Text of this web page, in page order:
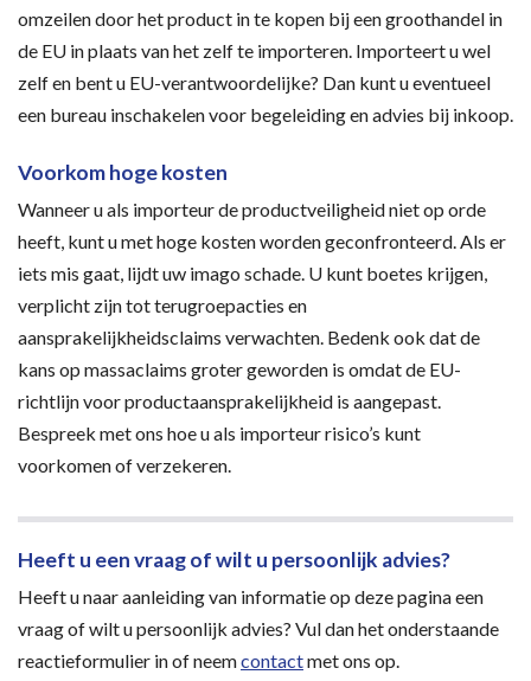
omzeilen door het product in te kopen bij een groothandel in
de EU in plaats van het zelf te importeren. Importeert u wel
zelf en bent u EU-verantwoordelijke? Dan kunt u eventueel
een bureau inschakelen voor begeleiding en advies bij inkoop.
Voorkom hoge kosten
Wanneer u als importeur de productveiligheid niet op orde
heeft, kunt u met hoge kosten worden geconfronteerd. Als er
iets mis gaat, lijdt uw imago schade. U kunt boetes krijgen,
verplicht zijn tot terugroepacties en
aansprakelijkheidsclaims verwachten. Bedenk ook dat de
kans op massaclaims groter geworden is omdat de EU-
richtlijn voor productaansprakelijkheid is aangepast.
Bespreek met ons hoe u als importeur risico’s kunt
voorkomen of verzekeren.
Heeft u een vraag of wilt u persoonlijk advies?
Heeft u naar aanleiding van informatie op deze pagina een
vraag of wilt u persoonlijk advies? Vul dan het onderstaande
reactieformulier in of neemcontactmet ons op.